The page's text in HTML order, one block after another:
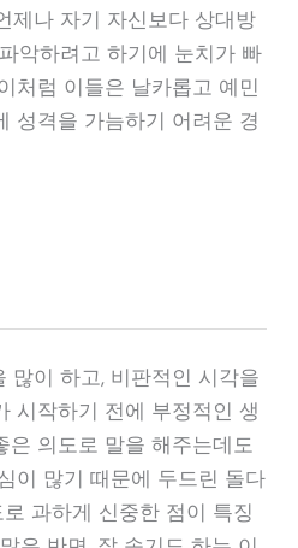
제나 자기 자신보다 상대방
악하려고 하기에 눈치가 빠
처럼 이들은 날카롭고 예민
성격을 가늠하기 어려운 경
많이 하고, 비판적인 시각을
시작하기 전에 부정적인 생
은 의도로 말을 해주는데도
이 많기 때문에 두드린 돌다
과하게 신중한 점이 특징